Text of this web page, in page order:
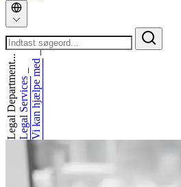
Vi kan hjælpe med
_
Legal Services
_
Legal Department...